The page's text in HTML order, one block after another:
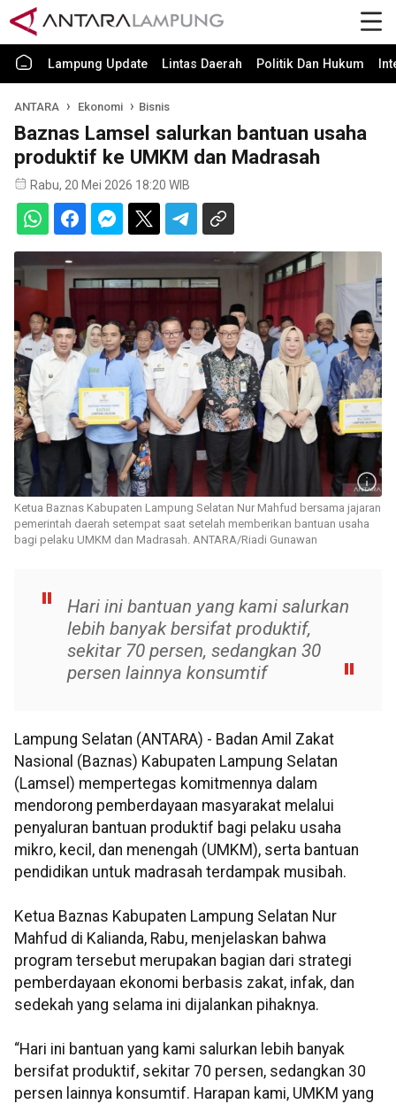
Lampung Update Lintas Daerah Politik Dan Hukum
ANTARA Ekonomi Bisnis
Baznas Lamsel salurkan bantuan usaha
produktif ke UMKM dan Madrasah
Rabu, 20 Mei 2026 18:20 WIB
Ketua Baznas Kabupaten Lampung Selatan Nur Mahfud bersama jajaran
pemerintah daerah setempat saat setelah memberikan bantuan usaha
bagi pelaku UMKM dan Madrasah. ANTARA/Riadi Gunawan
Hari ini bantuan yang kami salurkan
lebih banyak bersifat produktif,
sekitar 70 persen, sedangkan 30
persen lainnya konsumtif
Lampung Selatan (ANTARA) - Badan Amil Zakat
Nasional (Baznas) Kabupaten Lampung Selatan
(Lamsel) mempertegas komitmennya dalam
mendorong pemberdayaan masyarakat melalui
penyaluran bantuan produktif bagi pelaku usaha
mikro, kecil, dan menengah (UMKM), serta bantuan
pendidikan untuk madrasah terdampak musibah.
Ketua Baznas Kabupaten Lampung Selatan Nur
Mahfud di Kalianda, Rabu, menjelaskan bahwa
program tersebut merupakan bagian dari strategi
pemberdayaan ekonomi berbasis zakat, infak, dan
sedekah yang selama ini dijalankan pihaknya.
“Hari ini bantuan yang kami salurkan lebih banyak
bersifat produktif, sekitar 70 persen, sedangkan 30
persen lainnya konsumtif. Harapan kami, UMKM yang